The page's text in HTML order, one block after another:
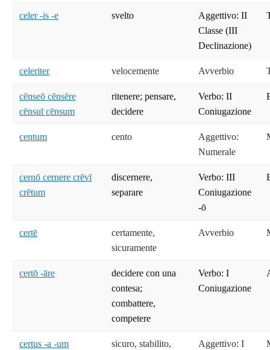
celer -is -e svelto
Aggettivo: II
Classe (III
Declinazione)
celeriter velocemente Avverbio
cēnseō cēnsēre
cēnsuī cēnsum
ritenere; pensare,
decidere
Verbo: II
Coniugazione
centum cento
Aggettivo:
Numerale
cernō cernere crēvī
crētum
discernere,
separare
Verbo: III
Coniugazione
-ō
certē
certamente,
sicuramente
Avverbio
certō -āre
decidere con una
contesa;
combattere,
competere
Verbo: I
Coniugazione
certus -a -um
sicuro, stabilito,
Aggettivo: I